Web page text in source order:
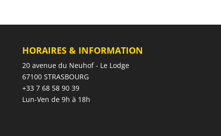
HORAIRES & INFORMATION
20 avenue du Neuhof - Le Lodge
67100 STRASBOURG
+33 7 68 58 90 39
Lun-Ven de 9h à 18h